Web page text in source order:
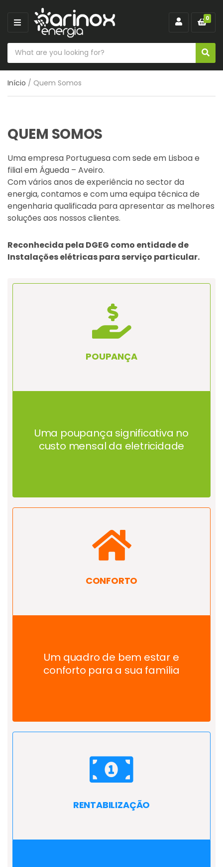
M
E
N
U
a
t
e
r
n
a
m
e
e
a
r
c
r
d
u
c
t
s
:
S
e
c
0
Início / Quem Somos
QUEM SOMOS
Uma empresa Portuguesa com sede em Lisboa e
filial em Águeda – Aveiro.
Com vários anos de experiência no sector da
energia, contamos e com uma equipa técnica de
engenharia qualificada para apresentar as melhores
soluções aos nossos clientes.
Reconhecida pela DGEG como entidade de
Instalações elétricas para serviço particular.
POUPANÇA
Uma poupança significativa no
custo mensal da eletricidade
CONFORTO
Um quadro de bem estar e
conforto para a sua família
RENTABILIZAÇÃO